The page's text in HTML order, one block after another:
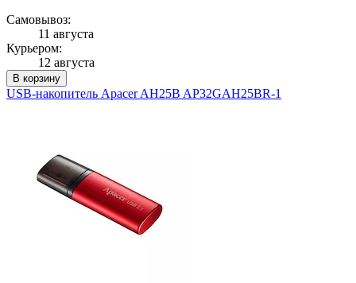
Самовывоз:
11 августа
Курьером:
12 августа
В корзину
USB-накопитель Apacer AH25B AP32GAH25BR-1